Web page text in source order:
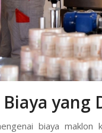
Biaya yang
biaya